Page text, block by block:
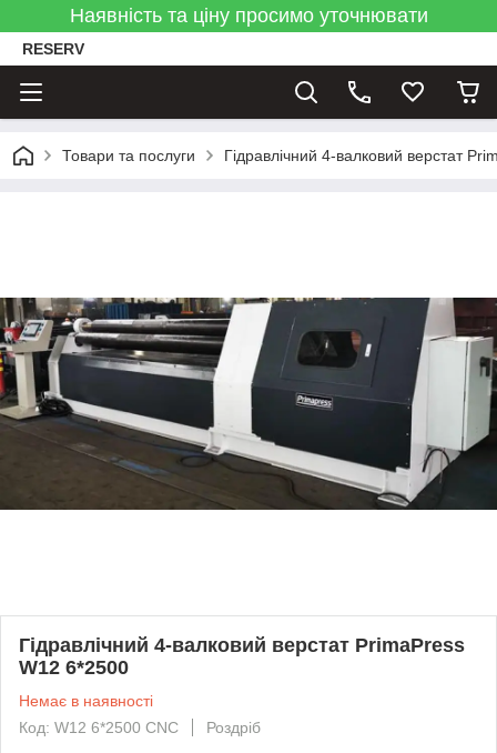
Наявність та ціну просимо уточнювати
RESERV
Товари та послуги Гідравлічний 4-валковий верстат
Гідравлічний 4-валковий верстат PrimaPress
W12 6*2500
Немає в наявності
Код: W12 6*2500 CNC
Роздріб